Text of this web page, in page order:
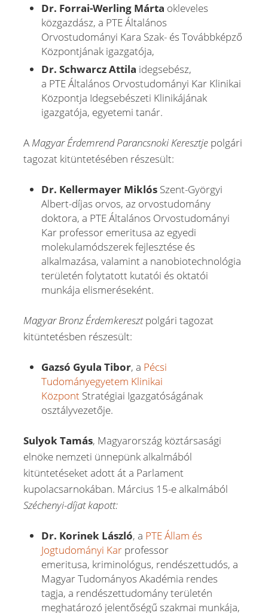
Dr. Forrai-Werling Márta okleveles
közgazdász, a PTE Általános
Orvostudományi Kara Szak- és Továbbképző
Központjának igazgatója,
Dr. Schwarcz Attila idegsebész,
a PTE Általános Orvostudományi Kar Klinikai
Központja Idegsebészeti Klinikájának
igazgatója, egyetemi tanár.
A Magyar Érdemrend Parancsnoki Keresztje polgári
tagozat kitüntetésében részesült:
Dr. Kellermayer Miklós Szent-Györgyi
Albert-díjas orvos, az orvostudomány
doktora, a PTE Általános Orvostudományi
Kar professor emeritusa az egyedi
molekulamódszerek fejlesztése és
alkalmazása, valamint a nanobiotechnológia
területén folytatott kutatói és oktatói
munkája elismeréseként.
Magyar Bronz Érdemkeresztpolgári tagozat
kitüntetésben részesült:
Gazsó Gyula Tibor, a Pécsi
Tudományegyetem Klinikai
Központ Stratégiai Igazgatóságának
osztályvezetője.
Sulyok Tamás, Magyarország köztársasági
elnöke nemzeti ünnepünk alkalmából
kitüntetéseket adott át a Parlament
kupolacsarnokában. Március 15-e alkalmából
Széchenyi-díjat kapott:
Dr. Korinek László, a PTE Állam és
Jogtudományi Kar professor
emeritusa, kriminológus, rendészettudós, a
Magyar Tudományos Akadémia rendes
tagja, a rendészettudomány területén
meghatározó jelentőségű szakmai munkája,